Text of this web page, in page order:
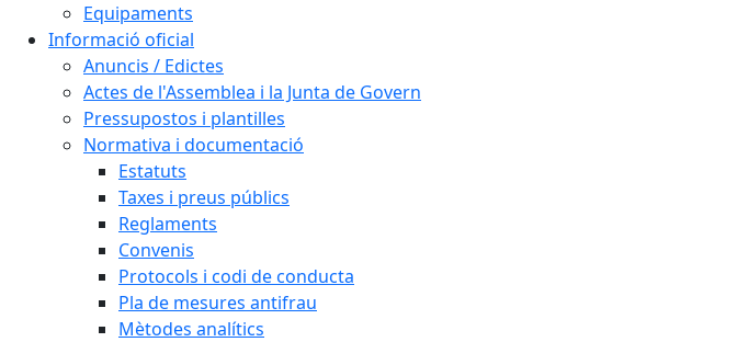
Equipaments
Informació oficial
Anuncis / Edictes
Actes de l'Assemblea i la Junta de Govern
Pressupostos i plantilles
Normativa i documentació
Estatuts
Taxes i preus públics
Reglaments
Convenis
Protocols i codi de conducta
Pla de mesures antifrau
Mètodes analítics